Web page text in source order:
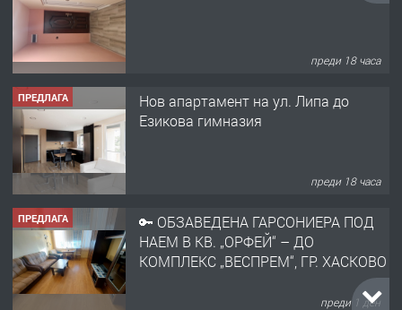
преди 18 часа
ПРЕДЛАГА
🔑 ОБЗАВЕДЕНА ГАРСОНИЕРА ПОД
НАЕМ В КВ. „ОРФЕЙ“ – ДО
преди 1 ден
ПРЕДЛАГА
НАПЪЛНО ОБЗАВЕДЕН И
ОБОРУДВАН ТРИСТАЕН
АПАРТАМЕНТ В ЦЕНТЪРА НА ГР.
преди 2 дни